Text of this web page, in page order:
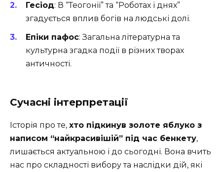
Гесіод: В “Теогонії” та “Роботах і днях”
згадується вплив богів на людські долі.
Епіки пафос: Загальна літературна та
культурна згадка події в різних творах
античності.
Сучасні інтерпретації
Історія про те, хто підкинув золоте яблуко з
написом “найкрасивішій” під час бенкету,
лишається актуальною і до сьогодні. Вона вчить
нас про складності вибору та наслідки дій, які